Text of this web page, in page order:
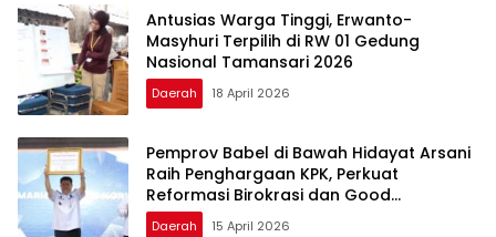
Antusias Warga Tinggi, Erwanto-
Masyhuri Terpilih di RW 01 Gedung
Nasional Tamansari 2026
Daerah 18 April 2026
Pemprov Babel di Bawah Hidayat Arsani
Raih Penghargaan KPK, Perkuat
Reformasi Birokrasi dan Good
Governance
Daerah 15 April 2026